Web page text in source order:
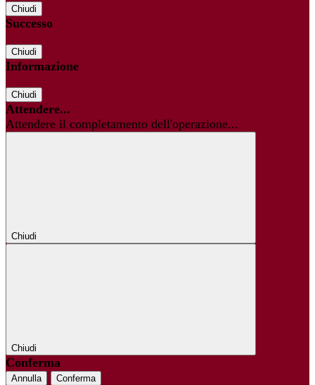
Chiudi
Successo
Chiudi
Informazione
Chiudi
Attendere...
Attendere il completamento dell'operazione...
Chiudi
Chiudi
Conferma
Annulla Conferma